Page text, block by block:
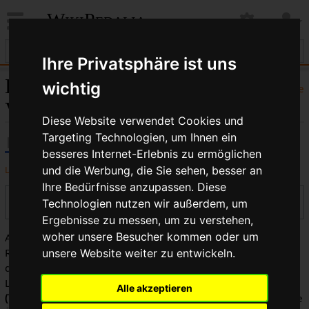
Ihre Privatsphäre ist uns
wichtig
Diese Website verwendet Cookies und
Targeting Technologien, um Ihnen ein
besseres Internet-Erlebnis zu ermöglichen
und die Werbung, die Sie sehen, besser an
Ihre Bedürfnisse anzupassen. Diese
Technologien nutzen wir außerdem, um
Ergebnisse zu messen, um zu verstehen,
woher unsere Besucher kommen oder um
unsere Website weiter zu entwickeln.
Alle akzeptieren
WikiPedalia
Hilfe
Hybridrad:
Versionsgeschichte
Logbücher dieser Seite anzeigen
Versionen filtern
Auswahl des Versionsunterschieds: Markiere die
Radiobuttons der zu vergleichenden Versionen und drücke
die Eingabetaste oder die Schaltfläche am unteren Rand.
Legende:
= Unterschied zur aktuellen Version,
(Vorherige)= Unterschied zur vorherigen Version,K= Kleine